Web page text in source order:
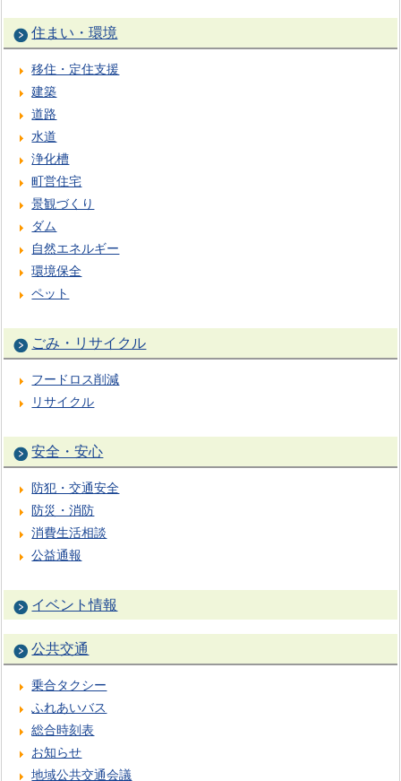
住まい・環境
移住・定住支援
建築
道路
水道
浄化槽
町営住宅
景観づくり
ダム
自然エネルギー
環境保全
ペット
ごみ・リサイクル
フードロス削減
リサイクル
安全・安心
防犯・交通安全
防災・消防
消費生活相談
公益通報
イベント情報
公共交通
乗合タクシー
ふれあいバス
総合時刻表
お知らせ
地域公共交通会議